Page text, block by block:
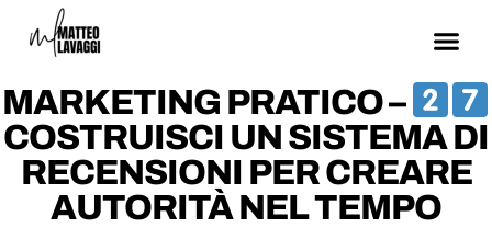
MARKETING PRATICO –
COSTRUISCI UN SISTEMA DI
RECENSIONI PER CREARE
AUTORITÀ NEL TEMPO